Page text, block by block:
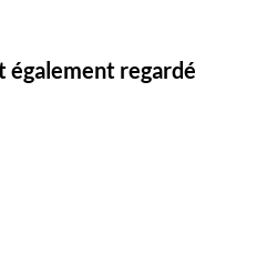
également regardé